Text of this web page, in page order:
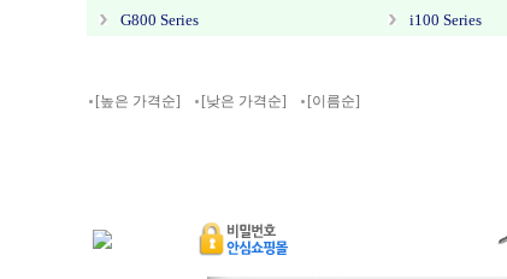
G800 Series
i100 Series
[높은 가격순] [낮은 가격순] [이름순]